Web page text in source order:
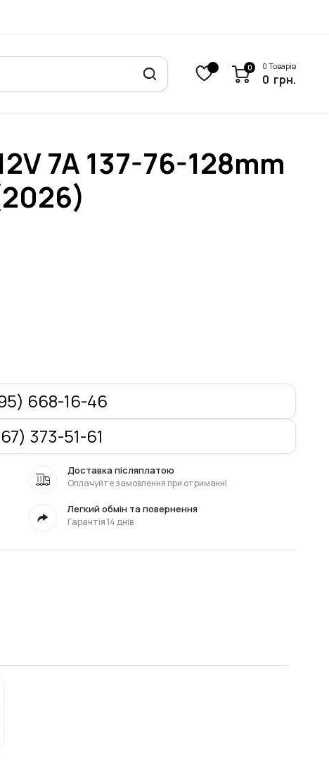
0 0 Товарів
0 грн.
7A 137-76-128mm
668-16-46
373-51-61
Доставка післяплатою
Оплачуйте замовлення при отриманні
Легкий обмін та повернення
Гарантія 14 днів